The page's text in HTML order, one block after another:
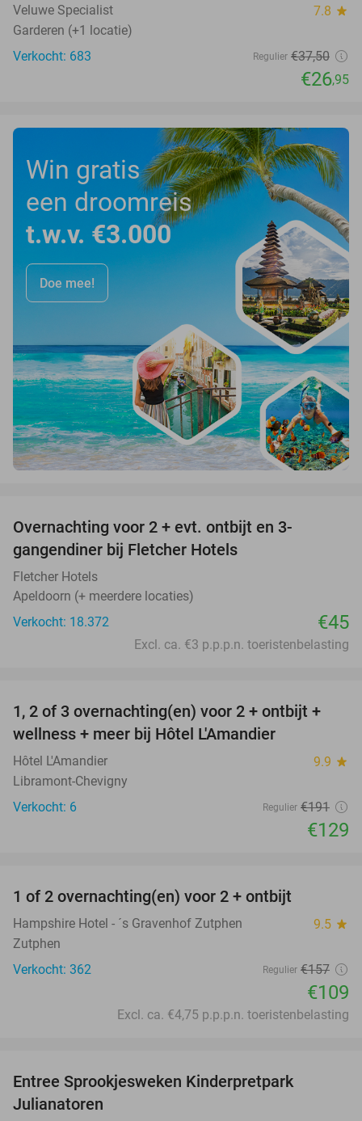
Veluwe Specialist 7.8 star
Garderen (+1 locatie)
Verkocht: 683
Regulier €37,50
€26,95
Win gratis
een droomreis
t.w.v. €3.000
Doe mee!
Overnachting voor 2 + evt. ontbijt en 3-
gangendiner bij Fletcher Hotels
Fletcher Hotels
Apeldoorn (+ meerdere locaties)
Verkocht: 18.372
€45
Excl. ca. €3 p.p.p.n. toeristenbelasting
32%
TODAY
1, 2 of 3 overnachting(en) voor 2 + ontbijt +
wellness + meer bij Hôtel L'Amandier
Hôtel L'Amandier 9.9 star
Libramont-Chevigny
Verkocht: 6
Regulier €191
€129
1 of 2 overnachting(en) voor 2 + ontbijt
Hampshire Hotel - ´s Gravenhof Zutphen 9.5 star
Zutphen
Verkocht: 362
Regulier €157
€109
Excl. ca. €4,75 p.p.p.n. toeristenbelasting
Entree Sprookjesweken Kinderpretpark
Julianatoren